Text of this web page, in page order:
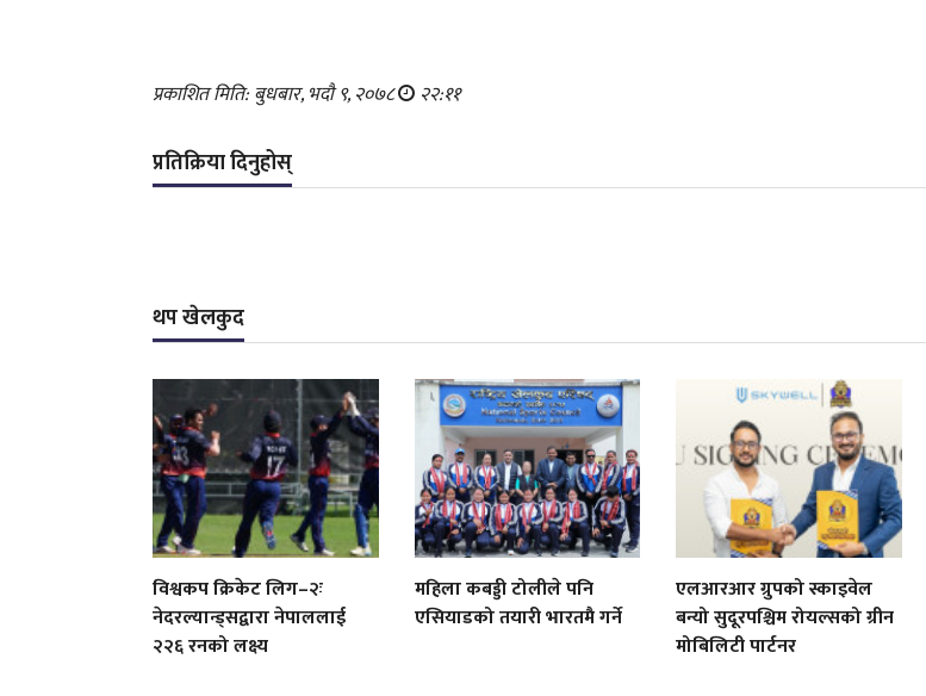
प्रकाशित मिति: बुधबार, भदौ ९, २०७८ २२:११
प्रतिक्रिया दिनुहोस्
थप खेलकुद
विश्वकप क्रिकेट लिग–२ः
नेदरल्यान्ड्सद्वारा नेपाललाई
२२६ रनको लक्ष्य
महिला कबड्डी टोलीले पनि
एसियाडको तयारी भारतमै गर्ने
एलआरआर ग्रुपको स्काइवेल
बन्यो सुदूरपश्चिम रोयल्सको ग्रीन
मोबिलिटी पार्टनर